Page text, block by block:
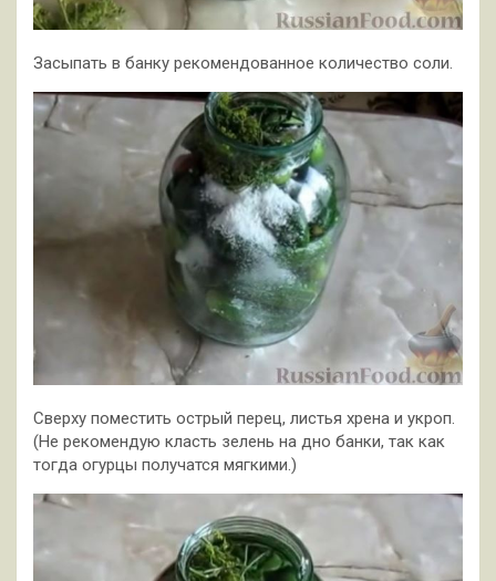
Засыпать в банку рекомендованное количество соли.
Сверху поместить острый перец, листья хрена и укроп.
(Не рекомендую класть зелень на дно банки, так как
тогда огурцы получатся мягкими.)